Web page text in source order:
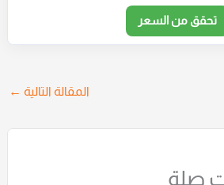
تحقق من السعر
المقالة التالية ←
صلة